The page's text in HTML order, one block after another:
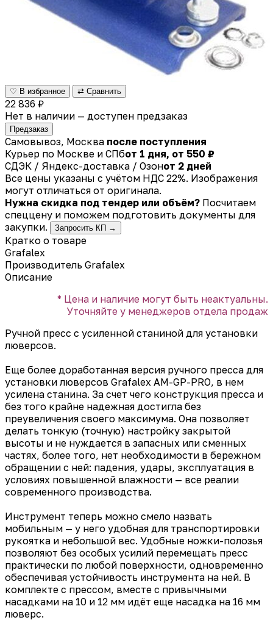
♡ В избранное ⇄ Сравнить
22 836 ₽
Нет в наличии — доступен предзаказ
Предзаказ
Самовывоз, Москва после поступления
Курьер по Москве и СПбот 1 дня, от 550 ₽
СДЭК / Яндекс-доставка / Озонот 2 дней
Все цены указаны с учётом НДС 22%. Изображения
могут отличаться от оригинала.
Нужна скидка под тендер или объём? Посчитаем
спеццену и поможем подготовить документы для
закупки.
Запросить КП →
Кратко о товаре
Grafalex
Производитель Grafalex
Описание
* Цена и наличие могут быть неактуальны.
Уточняйте у менеджеров отдела продаж
Ручной пресс с усиленной станиной для установки
люверсов.
Еще более доработанная версия ручного пресса для
установки люверсов Grafalex AM-GP-PRO, в нем
усилена станина. За счет чего конструкция пресса и
без того крайне надежная достигла без
преувеличения своего максимума. Она позволяет
делать тонкую (точную) настройку закрытой
высоты и не нуждается в запасных или сменных
частях, более того, нет необходимости в бережном
обращении с ней: падения, удары, эксплуатация в
условиях повышенной влажности — все реалии
современного производства.
Инструмент теперь можно смело назвать
мобильным — у него удобная для транспортировки
рукоятка и небольшой вес. Удобные ножки-полозья
позволяют без особых усилий перемещать пресс
практически по любой поверхности, одновременно
обеспечивая устойчивость инструмента на ней. В
комплекте с прессом, вместе с привычными
насадками на 10 и 12 мм идёт еще насадка на 16 мм
люверс.